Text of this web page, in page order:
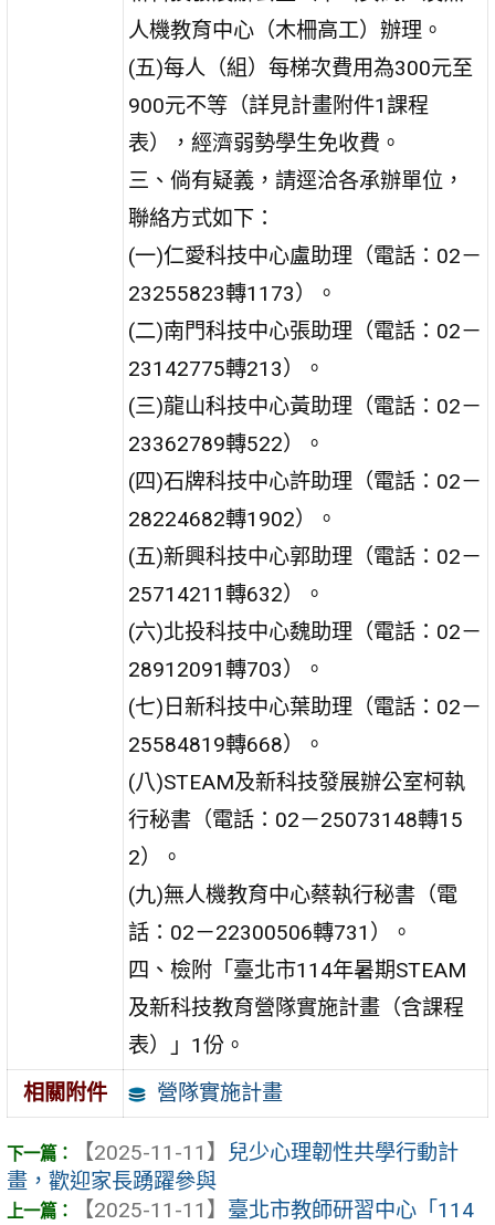
人機教育中心（木柵高工）辦理。
(五)每人（組）每梯次費用為300元至
900元不等（詳見計畫附件1課程
表），經濟弱勢學生免收費。
三、倘有疑義，請逕洽各承辦單位，
聯絡方式如下：
(一)仁愛科技中心盧助理（電話：02－
23255823轉1173）。
(二)南門科技中心張助理（電話：02－
23142775轉213）。
(三)龍山科技中心黃助理（電話：02－
23362789轉522）。
(四)石牌科技中心許助理（電話：02－
28224682轉1902）。
(五)新興科技中心郭助理（電話：02－
25714211轉632）。
(六)北投科技中心魏助理（電話：02－
28912091轉703）。
(七)日新科技中心葉助理（電話：02－
25584819轉668）。
(八)STEAM及新科技發展辦公室柯執
行秘書（電話：02－25073148轉15
2）。
(九)無人機教育中心蔡執行秘書（電
話：02－22300506轉731）。
四、檢附「臺北市114年暑期STEAM
及新科技教育營隊實施計畫（含課程
表）」1份。
相關附件
營隊實施計畫
【2025-11-11】 兒少心理韌性共學行動計
畫，歡迎家長踴躍參與
【2025-11-11】 臺北市教師研習中心「114